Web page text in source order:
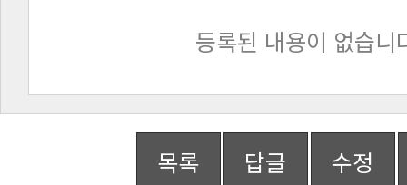
등록된 내용이 없습니
목록 답글 수정